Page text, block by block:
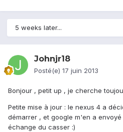
5 weeks later...
Johnjr18
Posté(e) 17 juin 2013
Bonjour , petit up , je cherche
Petite mise à jour : le nexus 4 a
démarrer , et google m'en a
échange du casser :)